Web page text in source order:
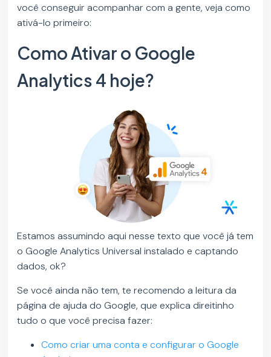
você conseguir acompanhar com a gente, veja como
ativá-lo primeiro:
Como Ativar o Google
Analytics 4 hoje?
Estamos assumindo aqui nesse texto que você já tem
o Google Analytics Universal instalado e captando
dados, ok?
Se você ainda não tem, te recomendo a leitura da
página de ajuda do Google, que explica direitinho
tudo o que você precisa fazer:
Como criar uma conta e configurar o Google